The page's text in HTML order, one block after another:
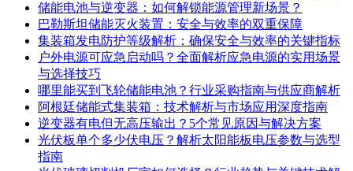
储能电池与逆变器：如何解锁能源管理新场景？
巴勒斯坦储能灭火装置：安全与效率的双重保障
集装箱发电防护等级解析：确保安全与效率的关键指标
户外电源可应急启动吗？全面解析应急电源的实用场景
与选择技巧
哪里能买到飞轮储能电池？行业采购指南与供应商解析
阿根廷储能式集装箱：技术解析与市场应用深度指南
逆变器有电但无高压输出？5个常见原因与解决方案
光伏板单个多少伏电压？解析太阳能板电压参数与选型
指南